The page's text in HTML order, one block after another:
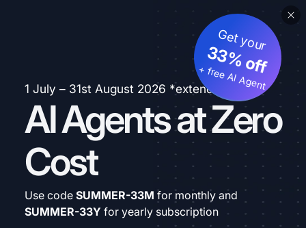
1 July – 31st August 2026 *extended
AI Agents at Zero
Cost
Get your
33% off
+ free AI Agent
Use code SUMMER-33M for monthly and
SUMMER-33Y for yearly subscription